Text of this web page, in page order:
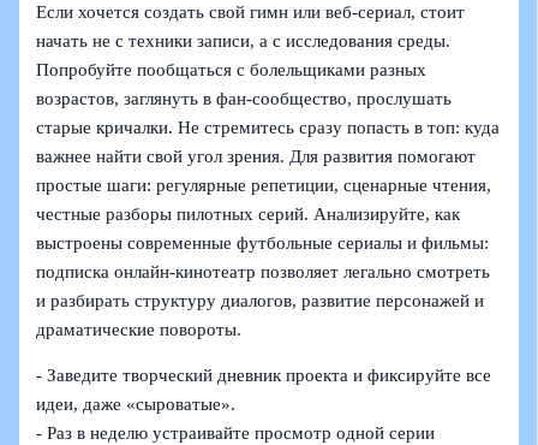
Если хочется создать свой гимн или веб‑сериал, стоит
начать не с техники записи, а с исследования среды.
Попробуйте пообщаться с болельщиками разных
возрастов, заглянуть в фан‑сообщество, прослушать
старые кричалки. Не стремитесь сразу попасть в топ: куда
важнее найти свой угол зрения. Для развития помогают
простые шаги: регулярные репетиции, сценарные чтения,
честные разборы пилотных серий. Анализируйте, как
выстроены современные футбольные сериалы и фильмы:
подписка онлайн-кинотеатр позволяет легально смотреть
и разбирать структуру диалогов, развитие персонажей и
драматические повороты.
- Заведите творческий дневник проекта и фиксируйте все
идеи, даже «сыроватые».
- Раз в неделю устраивайте просмотр одной серии